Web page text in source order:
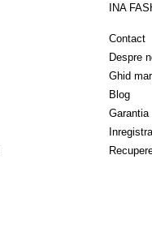
INA
Contact
Despre
Ghid
Blog
Garantia